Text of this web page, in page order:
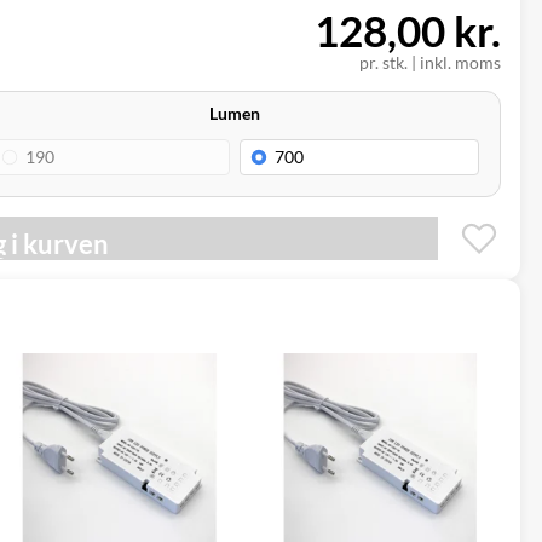
pr. stk. | inkl. moms
128,00 kr.
Lumen
i kurven